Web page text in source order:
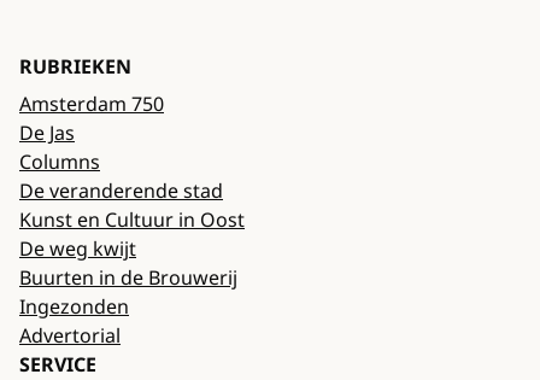
RUBRIEKEN
Amsterdam 750
De Jas
Columns
De veranderende stad
Kunst en Cultuur in Oost
De weg kwijt
Buurten in de Brouwerij
Ingezonden
Advertorial
SERVICE